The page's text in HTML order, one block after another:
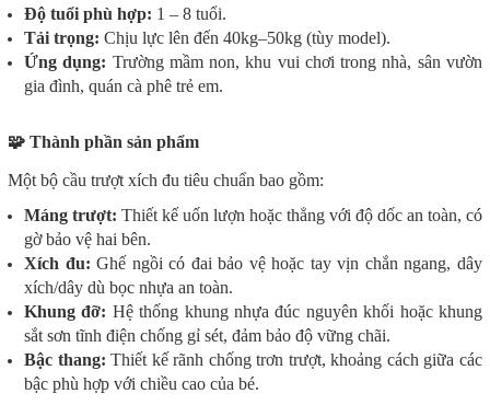
Độ tuổi phù hợp: 1 – 8 tuổi.
Tải trọng: Chịu lực lên đến 40kg–50kg (tùy model).
Ứng dụng: Trường mầm non, khu vui chơi trong nhà, sân vườn
gia đình, quán cà phê trẻ em.
🧩 Thành phần sản phẩm
Một bộ cầu trượt xích đu tiêu chuẩn bao gồm:
Máng trượt: Thiết kế uốn lượn hoặc thẳng với độ dốc an toàn, có
gờ bảo vệ hai bên.
Xích đu: Ghế ngồi có đai bảo vệ hoặc tay vịn chắn ngang, dây
xích/dây dù bọc nhựa an toàn.
Khung đỡ: Hệ thống khung nhựa đúc nguyên khối hoặc khung
sắt sơn tĩnh điện chống gỉ sét, đảm bảo độ vững chãi.
Bậc thang: Thiết kế rãnh chống trơn trượt, khoảng cách giữa các
bậc phù hợp với chiều cao của bé.